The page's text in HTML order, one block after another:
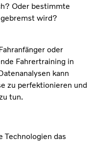
Oder bestimmte
wird?
oder
Fahrertraining in
kann
zu perfektionieren und
tun.
Technologien das